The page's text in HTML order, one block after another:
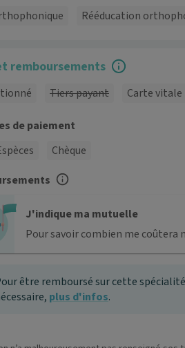
Rééducation
remboursements
Tiers payant Carte vitale
de paiement
Chèque
J'indique ma mutuelle
Pour savoir combien me coûtera
être remboursé sur cette
plus d'infos.